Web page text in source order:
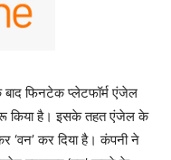
फिनटेक प्लेटफॉर्म एंजेल
किया है। इसके तहत एंजेल के
‘वन’ कर दिया है। कंपनी ने